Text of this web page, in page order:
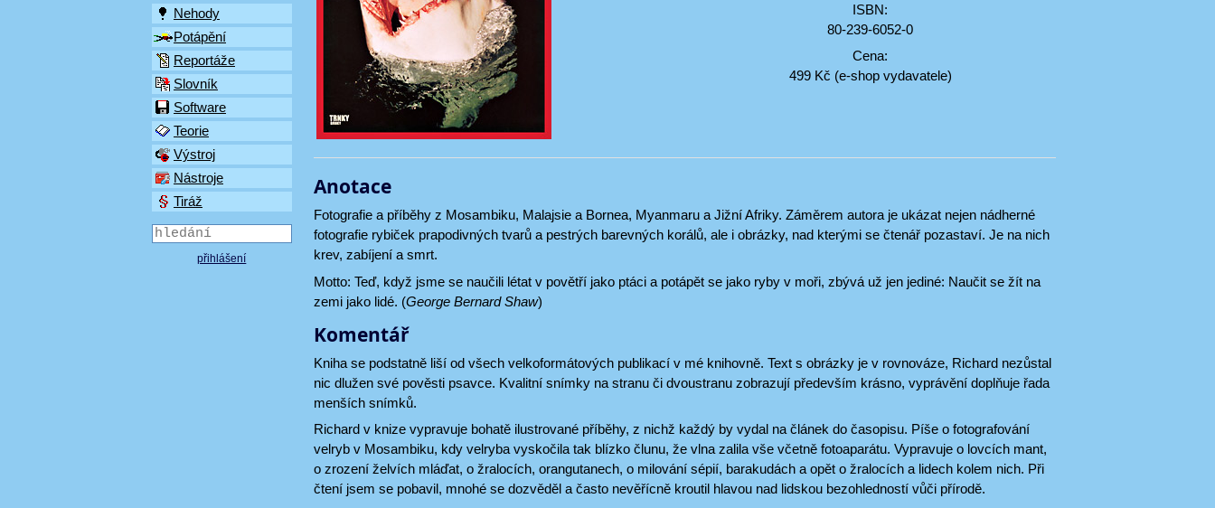
Nehody
Potápění
Reportáže
Slovník
Software
Teorie
Výstroj
Nástroje
Tiráž
přihlášení
ISBN:
80-239-6052-0
Cena:
499 Kč (e-shop vydavatele)
Anotace
Fotografie a příběhy z Mosambiku, Malajsie a Bornea, Myanmaru a Jižní Afriky. Záměrem autora je ukázat nejen nádherné
fotografie rybiček prapodivných tvarů a pestrých barevných korálů, ale i obrázky, nad kterými se čtenář pozastaví. Je na nich
krev, zabíjení a smrt.
Motto: Teď, když jsme se naučili létat v povětří jako ptáci a potápět se jako ryby v moři, zbývá už jen jediné: Naučit se žít na
zemi jako lidé. (George Bernard Shaw)
Komentář
Kniha se podstatně liší od všech velkoformátových publikací v mé knihovně. Text s obrázky je v rovnováze, Richard nezůstal
nic dlužen své pověsti psavce. Kvalitní snímky na stranu či dvoustranu zobrazují především krásno, vyprávění doplňuje řada
menších snímků.
Richard v knize vypravuje bohatě ilustrované příběhy, z nichž každý by vydal na článek do časopisu. Píše o fotografování
velryb v Mosambiku, kdy velryba vyskočila tak blízko člunu, že vlna zalila vše včetně fotoaparátu. Vypravuje o lovcích mant,
o zrození želvích mláďat, o žralocích, orangutanech, o milování sépií, barakudách a opět o žralocích a lidech kolem nich. Při
čtení jsem se pobavil, mnohé se dozvěděl a často nevěřícně kroutil hlavou nad lidskou bezohledností vůči přírodě.